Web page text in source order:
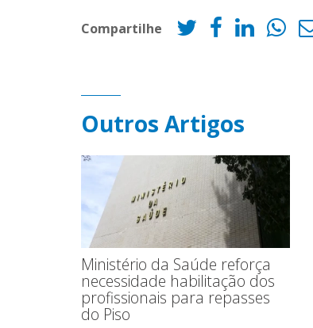
Compartilhe
Outros Artigos
Ministério da Saúde reforça
necessidade habilitação dos
profissionais para repasses
do Piso